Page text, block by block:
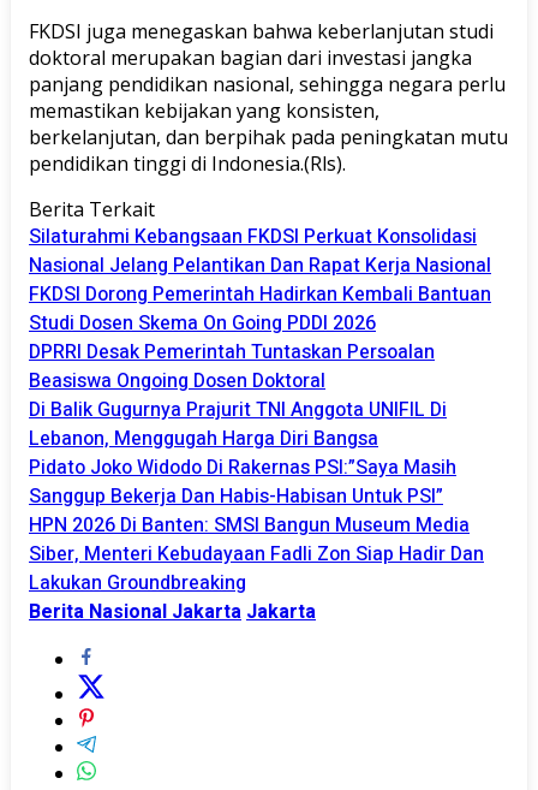
FKDSI juga menegaskan bahwa keberlanjutan studi
doktoral merupakan bagian dari investasi jangka
panjang pendidikan nasional, sehingga negara perlu
memastikan kebijakan yang konsisten,
berkelanjutan, dan berpihak pada peningkatan mutu
pendidikan tinggi di Indonesia.(Rls).
Berita Terkait
Silaturahmi Kebangsaan FKDSI Perkuat Konsolidasi
Nasional Jelang Pelantikan Dan Rapat Kerja Nasional
FKDSI Dorong Pemerintah Hadirkan Kembali Bantuan
Studi Dosen Skema On Going PDDI 2026
DPRRI Desak Pemerintah Tuntaskan Persoalan
Beasiswa Ongoing Dosen Doktoral
Di Balik Gugurnya Prajurit TNI Anggota UNIFIL Di
Lebanon, Menggugah Harga Diri Bangsa
Pidato Joko Widodo Di Rakernas PSI:”Saya Masih
Sanggup Bekerja Dan Habis-Habisan Untuk PSI”
HPN 2026 Di Banten: SMSI Bangun Museum Media
Siber, Menteri Kebudayaan Fadli Zon Siap Hadir Dan
Lakukan Groundbreaking
Berita Nasional JakartaJakarta